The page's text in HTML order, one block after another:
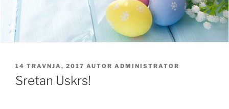
OBJAVLJENO
14 TRAVNJA, 2017 AUTOR ADMINISTRATOR
Sretan Uskrs!